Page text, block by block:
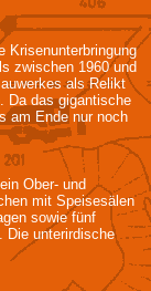
Krisenunterbringung
zwischen 1960 und
als Relikt
Da das gigantische
am Ende nur noch
Ober- und
mit Speisesälen
sowie fünf
Die unterirdische